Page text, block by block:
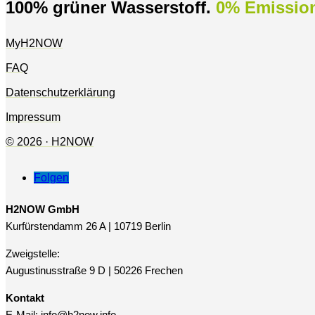
100% grüner Wasserstoff. 0%
MyH2NOW
FAQ
Datenschutzerklärung
Impressum
© 2026 · H2NOW
Folgen
H2NOW GmbH
Kurfürstendamm 26 A | 10719 Berlin
Zweigstelle:
Augustinusstraße 9 D | 50226 Frechen
Kontakt